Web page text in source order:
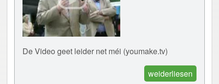
De Video geet leider net méi (youmake.tv)
weiderliesen